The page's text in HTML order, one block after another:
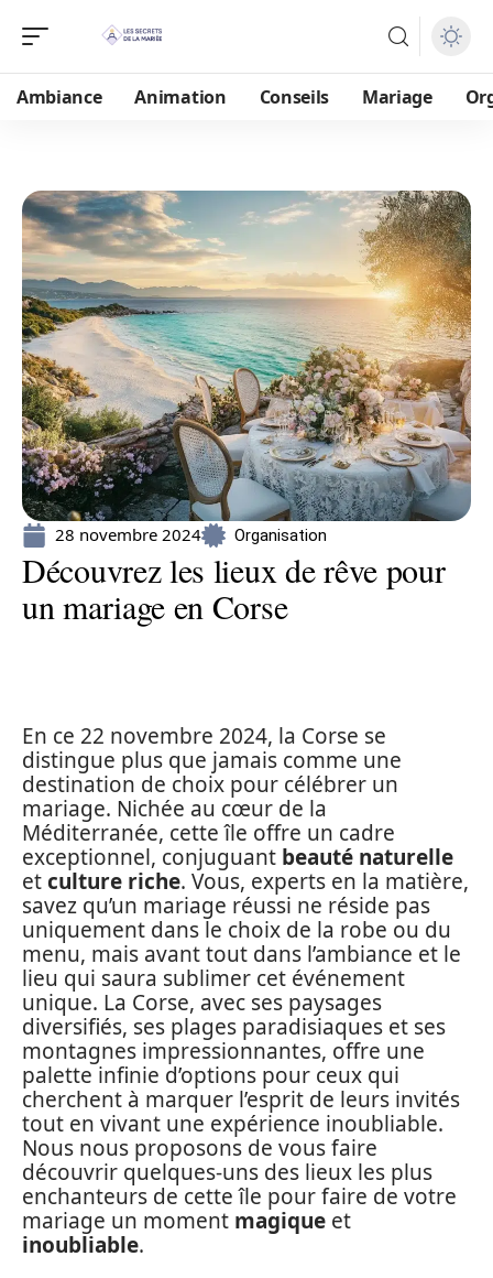
Ambiance Animation Conseils Mariage
28 novembre 2024 Organisation
Découvrez les lieux de rêve pour
un mariage en Corse
En ce 22 novembre 2024, la Corse se
distingue plus que jamais comme une
destination de choix pour célébrer un
mariage. Nichée au cœur de la
Méditerranée, cette île offre un cadre
exceptionnel, conjuguant beauté naturelle
etculture riche. Vous, experts en la matière,
savez qu’un mariage réussi ne réside pas
uniquement dans le choix de la robe ou du
menu, mais avant tout dans l’ambiance et le
lieu qui saura sublimer cet événement
unique. La Corse, avec ses paysages
diversifiés, ses plages paradisiaques et ses
montagnes impressionnantes, offre une
palette infinie d’options pour ceux qui
cherchent à marquer l’esprit de leurs invités
tout en vivant une expérience inoubliable.
Nous nous proposons de vous faire
découvrir quelques-uns des lieux les plus
enchanteurs de cette île pour faire de votre
mariage un moment magique et
inoubliable.